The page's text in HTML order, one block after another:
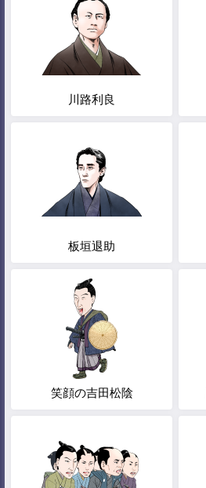
川路利良
板垣退助
笑顔の吉田松陰